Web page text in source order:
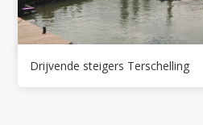
Drijvende steigers Terschelling